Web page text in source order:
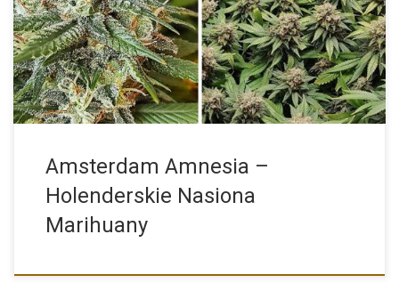
wśród miłośników konopi, który z powodzeniem łączy w sobie
moc, wydajność i […]
Amsterdam Amnesia –
Holenderskie Nasiona
Marihuany